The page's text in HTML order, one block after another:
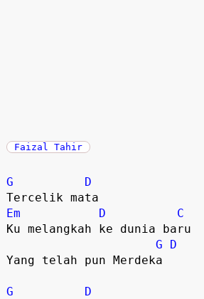
Faizal Tahir
G
D
Em
D
C
Ku melangkah ke dunia baru
G
D
Yang telah pun Merdeka
G
D